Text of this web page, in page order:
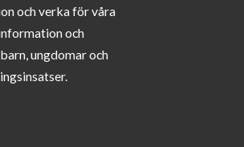
och verka för våra
och
ungdomar och